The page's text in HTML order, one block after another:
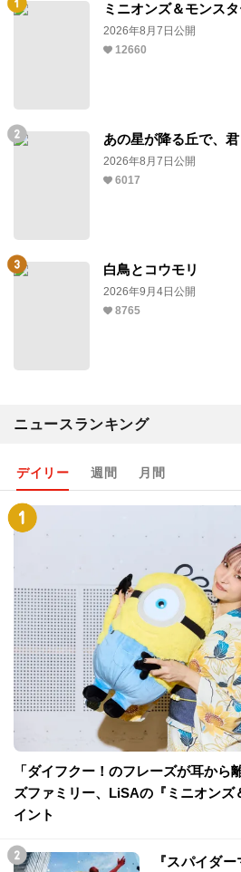
ミニオンズ＆モンス
2026年8月7日公開
12660
あの星が降る丘で、君
2026年8月7日公開
6017
白鳥とコウモリ
2026年9月4日公開
8765
ニュースランキング
デイリー 週間 月間
「ダイフクー！のフレーズが耳から
ズファミリー、LiSAの『ミニオンズ
イント
『スパイダ